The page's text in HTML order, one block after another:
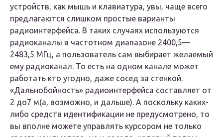
устройств, как мышь и клавиатура, увы, чаще всего
предлагаются слишком простые варианты
радиоинтерфейса. В таких случаях используются
радиоканалы в частотном диапазоне 2400,5—
2483,5 МГц, а пользователь сам выбирает желаемый
ему радиоканал. То есть на одном канале может
работать кто угодно, даже сосед за стенкой.
«Дальнобойность» радиоинтерфейса составляет от
2 до7 м(а, возможно, и дальше). А поскольку каких-
либо средств идентификации не предусмотрено, то
вы вполне можете управлять курсором не только